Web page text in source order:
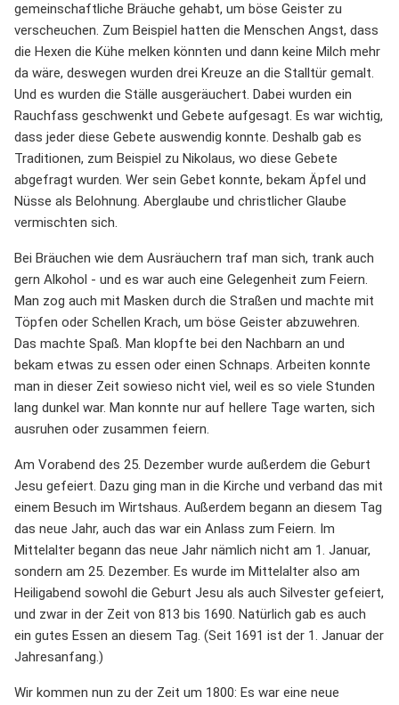
gemeinschaftliche Bräuche gehabt, um böse Geister zu
verscheuchen. Zum Beispiel hatten die Menschen Angst, dass
die Hexen die Kühe melken könnten und dann keine Milch mehr
da wäre, deswegen wurden drei Kreuze an die Stalltür gemalt.
Und es wurden die Ställe ausgeräuchert. Dabei wurden ein
Rauchfass geschwenkt und Gebete aufgesagt. Es war wichtig,
dass jeder diese Gebete auswendig konnte. Deshalb gab es
Traditionen, zum Beispiel zu Nikolaus, wo diese Gebete
abgefragt wurden. Wer sein Gebet konnte, bekam Äpfel und
Nüsse als Belohnung. Aberglaube und christlicher Glaube
vermischten sich.
Bei Bräuchen wie dem Ausräuchern traf man sich, trank auch
gern Alkohol - und es war auch eine Gelegenheit zum Feiern.
Man zog auch mit Masken durch die Straßen und machte mit
Töpfen oder Schellen Krach, um böse Geister abzuwehren.
Das machte Spaß. Man klopfte bei den Nachbarn an und
bekam etwas zu essen oder einen Schnaps. Arbeiten konnte
man in dieser Zeit sowieso nicht viel, weil es so viele Stunden
lang dunkel war. Man konnte nur auf hellere Tage warten, sich
ausruhen oder zusammen feiern.
Am Vorabend des 25. Dezember wurde außerdem die Geburt
Jesu gefeiert. Dazu ging man in die Kirche und verband das mit
einem Besuch im Wirtshaus. Außerdem begann an diesem Tag
das neue Jahr, auch das war ein Anlass zum Feiern. Im
Mittelalter begann das neue Jahr nämlich nicht am 1. Januar,
sondern am 25. Dezember. Es wurde im Mittelalter also am
Heiligabend sowohl die Geburt Jesu als auch Silvester gefeiert,
und zwar in der Zeit von 813 bis 1690. Natürlich gab es auch
ein gutes Essen an diesem Tag. (Seit 1691 ist der 1. Januar der
Jahresanfang.)
Wir kommen nun zu der Zeit um 1800: Es war eine neue